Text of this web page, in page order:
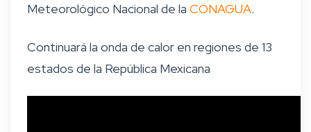
Meteorológico Nacional de la CONAGUA.
Continuará la onda de calor en regiones de 13
estados de la República Mexicana